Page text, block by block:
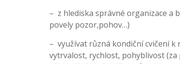
– z hlediska správné organizace a
povely pozor,pohov…)
– využívat různá kondiční cvičení k
vytrvalost, rychlost, pohyblivost